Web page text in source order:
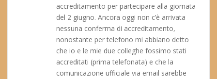
accreditamento per partecipare alla giornata
del 2 giugno. Ancora oggi non c’è arrivata
nessuna conferma di accreditamento,
nonostante per telefono mi abbiano detto
che io e le mie due colleghe fossimo stati
accreditati (prima telefonata) e che la
comunicazione ufficiale via email sarebbe